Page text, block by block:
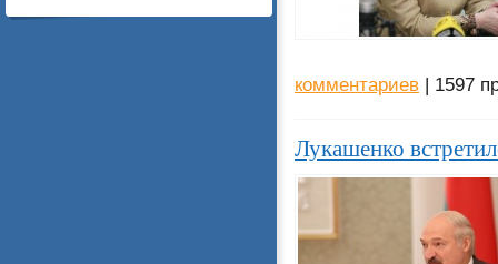
комментариев | 1597
Лукашенко